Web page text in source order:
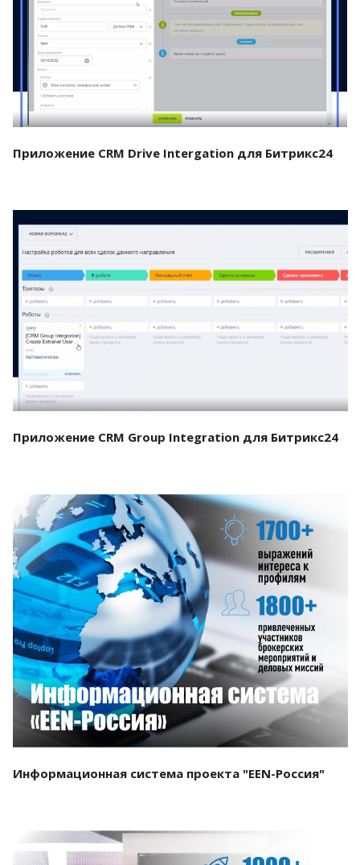
Смотреть проект
Приложение CRM Drive Intergation для Битрикс24
Смотреть проект
Приложение CRM Group Integration для Битрикс24
Смотреть проект
Информационная система проекта "EEN-Россия"